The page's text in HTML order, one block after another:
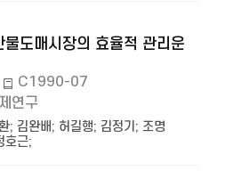
물도매시장의 효율적 관리운
C1990-07
연구
; 김완배; 허길행; 김정기 ; 조명
호근;